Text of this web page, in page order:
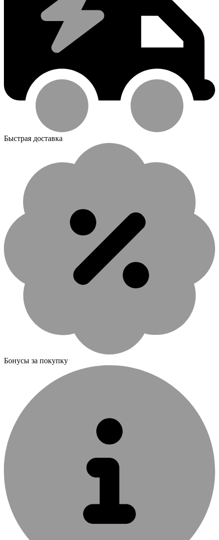
Быстрая доставка
Бонусы за покупку